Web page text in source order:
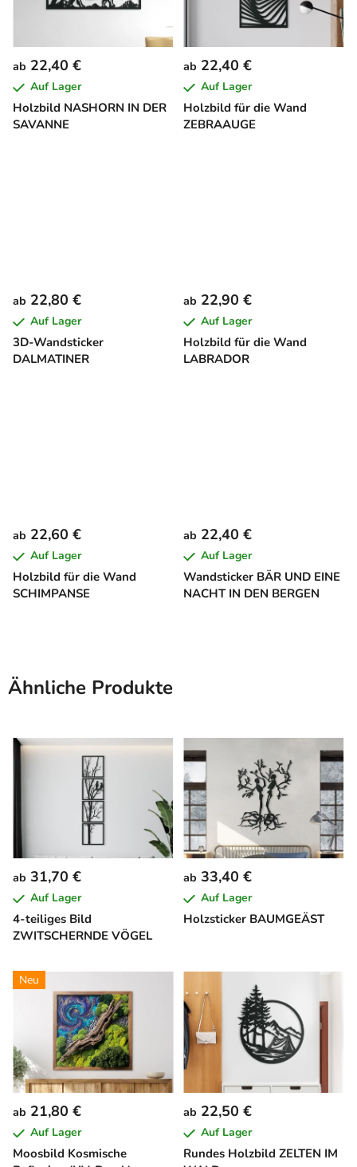
Holzbild NASHORN IN DER
SAVANNE
ab 22,40 €
Auf Lager
Holzbild für die Wand
ZEBRAAUGE
ab 22,40 €
Auf Lager
3D-Wandsticker
DALMATINER
ab 22,80 €
Auf Lager
Holzbild für die Wand
LABRADOR
ab 22,90 €
Auf Lager
Holzbild für die Wand
SCHIMPANSE
ab 22,60 €
Auf Lager
Wandsticker BÄR UND EINE
NACHT IN DEN BERGEN
ab 22,40 €
Auf Lager
Ähnliche Produkte
4-teiliges Bild
ZWITSCHERNDE VÖGEL
ab 31,70 €
Auf Lager
Holzsticker BAUMGEÄST
ab 33,40 €
Auf Lager
Neu
Moosbild Kosmische
ab 21,80 €
Auf Lager
Rundes Holzbild ZELTEN IM
ab 22,50 €
Auf Lager